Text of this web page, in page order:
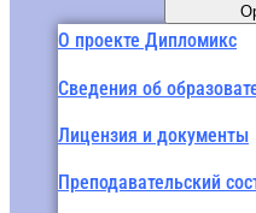
О проекте Дипломикс
Сведения об
Лицензия и документы
Преподавательский